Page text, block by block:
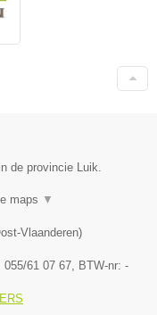
de provincie Luik.
maps ▼
Vlaanderen)
055/61 07 67 , BTW-nr: -